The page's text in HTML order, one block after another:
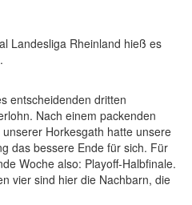
Landesliga Rheinland hieß es
entscheidenden dritten
Nach einem packenden
Horkesgath hatte unsere
das bessere Ende für sich. Für
Woche also: Playoff-Halbfinale.
vier sind hier die Nachbarn, die